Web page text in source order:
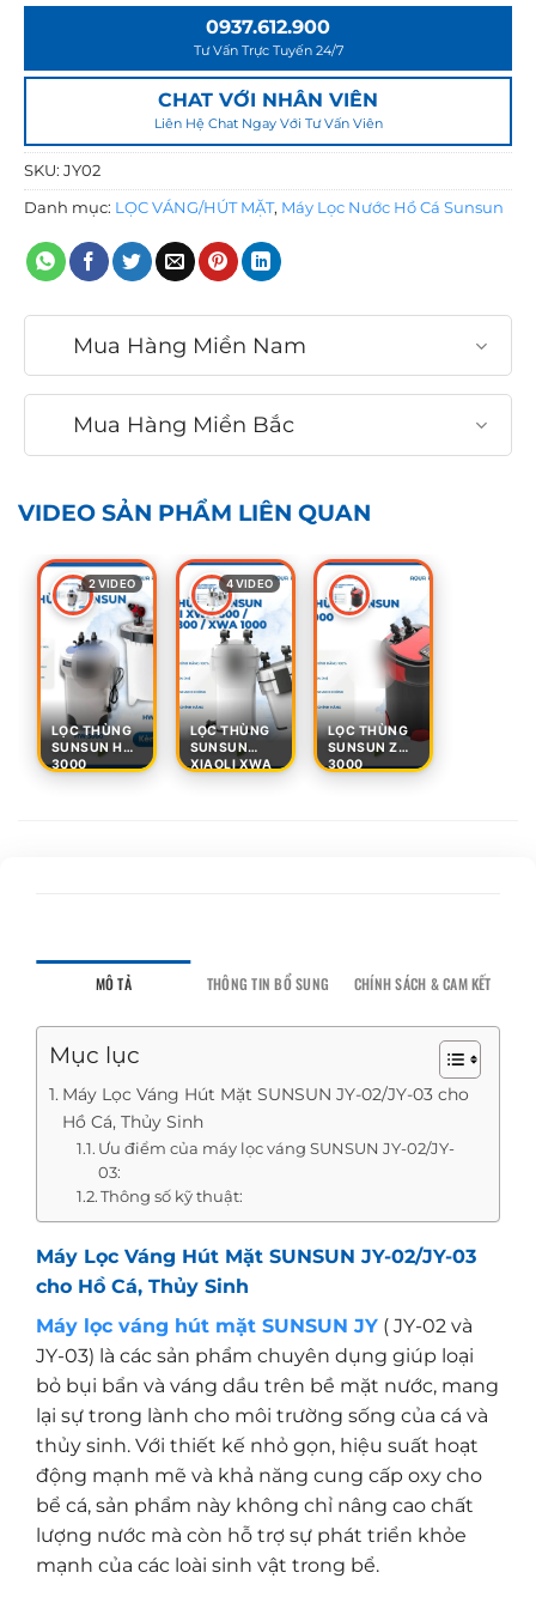
0
,
0
0
0
₫
0937.612.900
Tư Vấn Trực Tuyến 24/7
CHAT VỚI NHÂN VIÊN
Liên Hệ Chat Ngay Với Tư Vấn Viên
SKU: JY02
Danh mục: LỌC VÁNG/HÚT MẶT, Máy Lọc Nước Hồ Cá Sunsun
Mua Hàng Miền Nam
Mua Hàng Miền Bắc
VIDEO SẢN PHẨM LIÊN QUAN
2 VIDEO
LỌC THÙNG
SUNSUN HW
3000
4 VIDEO
LỌC THÙNG
SUNSUN
XIAOLI XWA
LỌC THÙNG
SUNSUN ZW
3000
MÔ TẢ THÔNG TIN BỔ SUNG CHÍNH SÁCH & CAM KẾT
Mục lục
Máy Lọc Váng Hút Mặt SUNSUN JY-02/JY-03 cho
Hồ Cá, Thủy Sinh
Ưu điểm của máy lọc váng SUNSUN JY-02/JY-
03:
Thông số kỹ thuật:
Máy Lọc Váng Hút Mặt SUNSUN JY-02/JY-03
cho Hồ Cá, Thủy Sinh
Máy lọc váng hút mặt SUNSUN JY ( JY-02 và
JY-03) là các sản phẩm chuyên dụng giúp loại
bỏ bụi bẩn và váng dầu trên bề mặt nước, mang
lại sự trong lành cho môi trường sống của cá và
thủy sinh. Với thiết kế nhỏ gọn, hiệu suất hoạt
động mạnh mẽ và khả năng cung cấp oxy cho
bể cá, sản phẩm này không chỉ nâng cao chất
lượng nước mà còn hỗ trợ sự phát triển khỏe
mạnh của các loài sinh vật trong bể.